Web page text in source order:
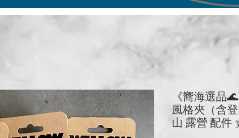
《嚮海選品
風格夾（含
山 露營 配件